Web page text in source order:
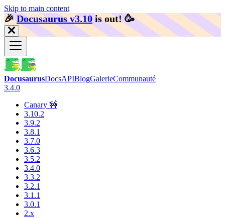
Skip to main content
🎉️Docusaurus v3.10 is out! 🥳️
DocusaurusDocsAPIBlogGalerieCommunauté
3.4.0
Canary 🚧
3.10.2
3.9.2
3.8.1
3.7.0
3.6.3
3.5.2
3.4.0
3.3.2
3.2.1
3.1.1
3.0.1
2.x